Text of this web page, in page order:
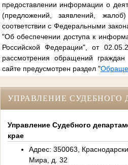
предоставлении информации о
(предложений, заявлений,
соответствии с Федеральными
"Об обеспечении доступа к
Российской Федерации", от
рассмотрения обращений
сайте предусмотрен раздел "
УПРАВЛЕНИЕ СУДЕБНОГО
Управление Судебного
крае
Адрес: 350063,
Мира, д. 32